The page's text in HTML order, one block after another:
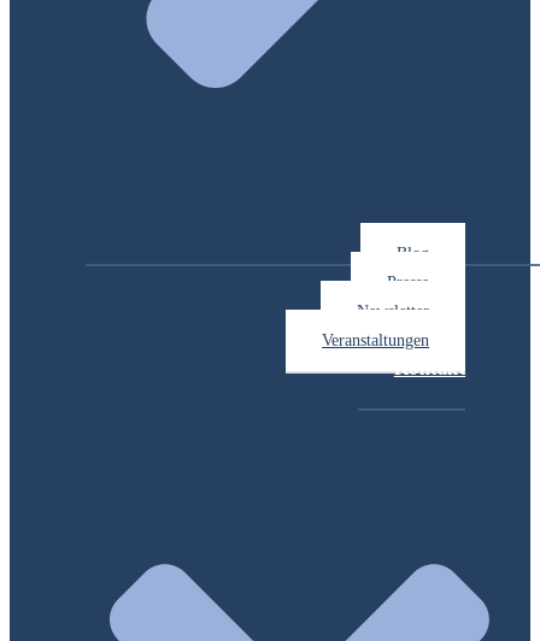
Blog
Presse
Newsletter
Veranstaltungen
Kontakt